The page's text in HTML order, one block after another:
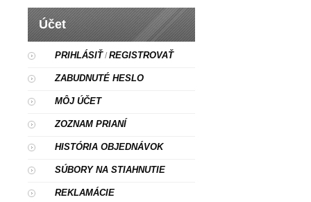
Účet
PRIHLÁSIŤ/REGISTROVAŤ
ZABUDNUTÉ HESLO
MÔJ ÚČET
ZOZNAM PRIANÍ
HISTÓRIA OBJEDNÁVOK
SÚBORY NA STIAHNUTIE
REKLAMÁCIE